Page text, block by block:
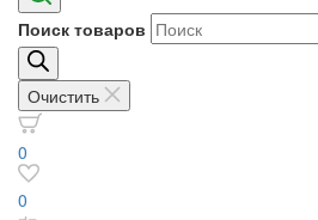
Поиск товаров
Очистить
0
0